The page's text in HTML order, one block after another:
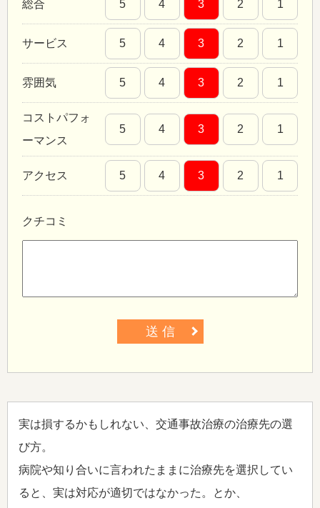
総合 5 4 3 2 1
サービス 5 4 3 2 1
雰囲気 5 4 3 2 1
コストパフォ
ーマンス
5 4 3 2 1
アクセス 5 4 3 2 1
クチコミ
送 信
実は損するかもしれない、交通事故治療の治療先の選
び方。
病院や知り合いに言われたままに治療先を選択してい
ると、実は対応が適切ではなかった。とか、